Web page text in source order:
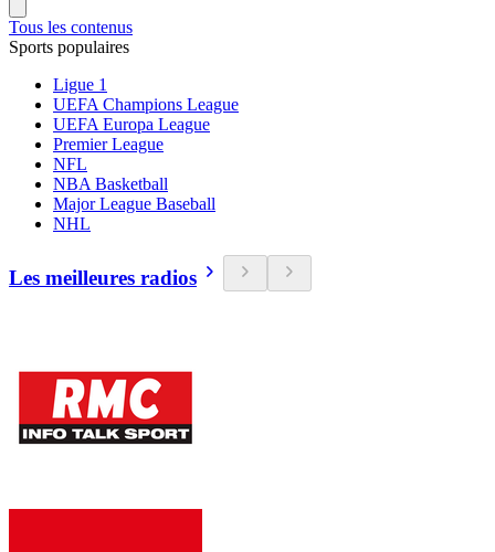
Tous les contenus
Sports populaires
Ligue 1
UEFA Champions League
UEFA Europa League
Premier League
NFL
NBA Basketball
Major League Baseball
NHL
Les meilleures radios